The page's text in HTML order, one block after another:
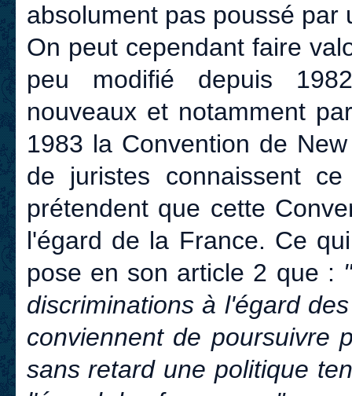
absolument pas poussé par
On peut cependant faire
peu modifié depuis
nouveaux et notamment
1983 la Convention de
de juristes connaissent
prétendent que cette
l'égard de la France. Ce
pose en son article 2 que :
discriminations à l'égard
conviennent de poursuivre
sans retard une politique